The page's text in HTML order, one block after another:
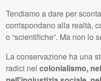
Tendiamo a dare per
corrispondano alla realtà,
o “scientifiche”. Ma non lo
La conservazione ha una
radici nel colonialismo,